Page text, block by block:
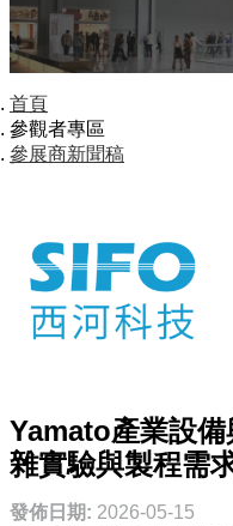
首頁
參觀者專區
參展商新聞稿
Yamato產業設
雜實驗與製程需
發佈日期: 2026-05-15